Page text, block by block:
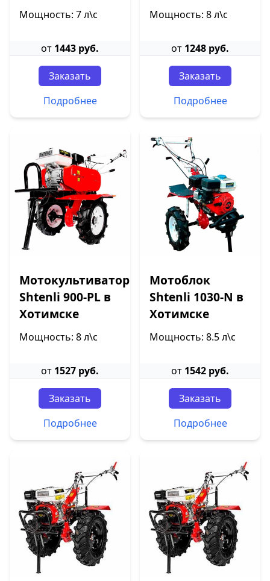
Мощность: 7 л\с
от 1443 руб.
Заказать
Подробнее
Мощность: 8 л\с
от 1248 руб.
Заказать
Подробнее
Мотокультиватор
Shtenli 900-PL в
Хотимске
Мощность: 8 л\с
от 1527 руб.
Заказать
Подробнее
Мотоблок
Shtenli 1030-N в
Хотимске
Мощность: 8.5 л\с
от 1542 руб.
Заказать
Подробнее